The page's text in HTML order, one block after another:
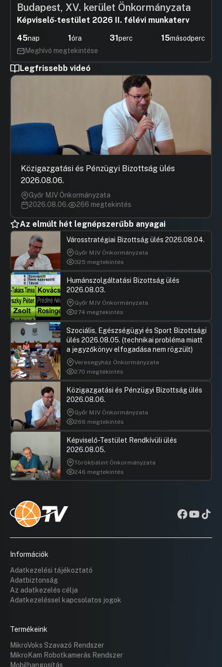
Budapest, XV. kerület Önkormányzata
Képviselő-testület 2026 II. félévi munkaterv
45nap 1óra 31perc 15másodperc
Meghívó megtekintése
Legfrissebb videó
Közigazgatási és Pénzügyi Bizottság ülés
2026.08.06.
Győr MJV Önkormányzata
2026.08.06.
266 megtekintés
Az elmúlt hét legnépszerűbb anyagai
Városstratégiai Bizottság ülés 2026.08.04.
Győr MJV Önkormányzata
325 megtekintés
Humánszolgáltatási Bizottság ülés
2026.08.03.
Győr MJV Önkormányzata
274 megtekintés
Szociális, Egészségügyi és Sport Bizottsági
ülés 2026.08.05. (technikai probléma miatt
a jegyzőkönyv elfogadása nem rögzült)
Veresegyház Önkormányzata
270 megtekintés
Közigazgatási és Pénzügyi Bizottság ülés
2026.08.06.
Győr MJV Önkormányzata
266 megtekintés
Képviselő-Testület Rendkívüli ülés
2026.08.05.
Törökbálint Önkormányzata
246 megtekintés
Információk
Adatkezelési tájékoztató
Adatbiztonság
Az adatkezelés célja
Adatkezeléssel kapcsolatos jogok
Termékeink
MikroVoks Szavazó Rendszer
MikroKam Robotkamerás Rendszer
Mobilhangosítás